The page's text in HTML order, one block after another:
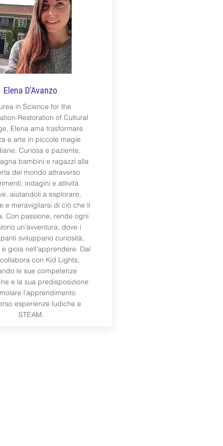
Elena D'Avanzo
in Science for the
Restoration of Cultural
Elena ama trasformare
e arte in piccole magie
Curiosa e paziente,
bambini e ragazzi alla
del mondo attraverso
indagini e attività
aiutandoli a esplorare,
e meravigliarsi di ciò che li
Con passione, rende ogni
un’avventura, dove i
sviluppano curiosità,
gioia nell’apprendere. Dal
con Kid Lights,
le sue competenze
e la sua predisposizione
l’apprendimento
esperienze ludiche e
STEAM.